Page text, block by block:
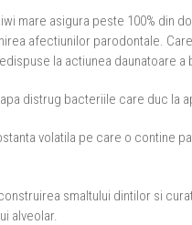
mare asigura peste 100% din
afectiunilor parodontale.
la actiunea daunatoare a
distrug bacteriile care duc la
volatila pe care o contine
smaltului dintilor si
alveolar.